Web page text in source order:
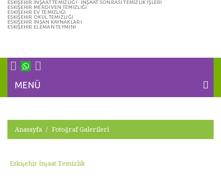
ESKIŞEHIR İNŞAAT TEMIZLIĞI - İNŞAAT SONRASI TEMIZLIK İŞLERI
ESKIŞEHIR MERDIVEN TEMIZLIĞI
ESKIŞEHIR EV TEMIZLIĞI
ESKIŞEHIR OKUL TEMIZLIĞI
ESKIŞEHIR INSAN KAYNAKLARI
ESKIŞEHIR ELEMAN TEYMINI
MENÜ
Anasayfa Fotoğraf Galerileri
Eskişehir İnşaat Temizlik